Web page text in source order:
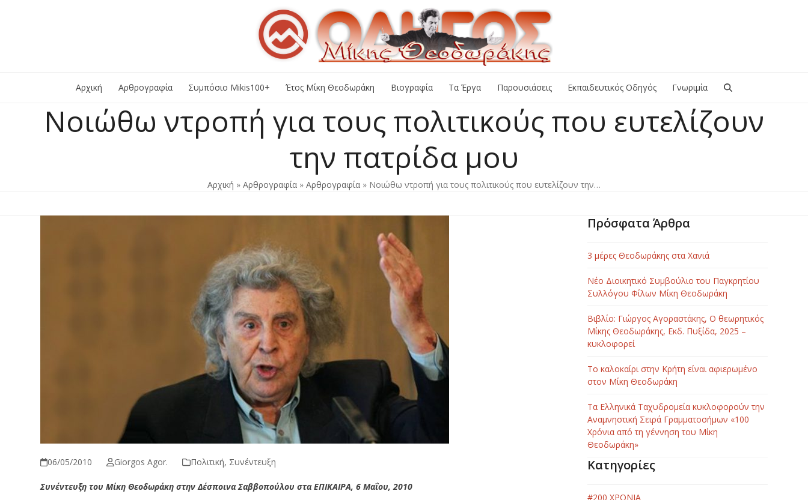
Αρχική Αρθρογραφία Συμπόσιο Mikis100+ Έτος Μίκη Θεοδωράκη Βιογραφία Τα Έργα Παρουσιάσεις Εκπαιδευτικός Οδηγός Γνωριμία
Νοιώθω ντροπή για τους πολιτικούς που ευτελίζουν
την πατρίδα μου
Αρχική » Αρθρογραφία » Αρθρογραφία » Νοιώθω ντροπή για τους πολιτικούς που ευτελίζουν την…
06/05/2010 Giorgos Agor. Πολιτική, Συνέντευξη
Συνέντευξη του Μίκη Θεοδωράκη στην Δέσποινα Σαββοπούλου στα ΕΠΙΚΑΙΡΑ,6 Μαΐου, 2010
Πρόσφατα Άρθρα
3 μέρες Θεοδωράκης στα Χανιά
Νέο Διοικητικό Συμβούλιο του Παγκρητίου
Συλλόγου Φίλων Μίκη Θεοδωράκη
Βιβλίο: Γιώργος Αγοραστάκης, Ο θεωρητικός
Μίκης Θεοδωράκης, Εκδ. Πυξίδα, 2025 –
κυκλοφορεί
Το καλοκαίρι στην Κρήτη είναι αφιερωμένο
στον Μίκη Θεοδωράκη
Τα Ελληνικά Ταχυδρομεία κυκλοφορούν την
Αναμνηστική Σειρά Γραμματοσήμων «100
Χρόνια από τη γέννηση του Μίκη
Θεοδωράκη»
Κατηγορίες
#200 ΧΡΟΝΙΑ